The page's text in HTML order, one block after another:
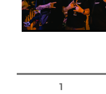
Posts
PÁGINA1